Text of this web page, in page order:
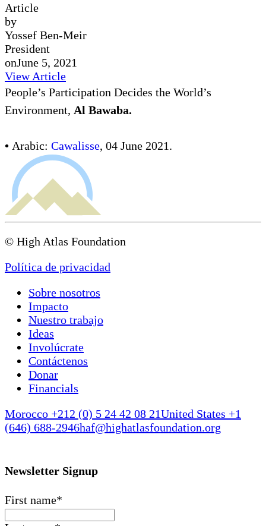
Article
by
Yossef Ben-Meir
President
onJune 5, 2021
View Article
People’s Participation Decides the World’s
Environment, Al Bawaba.
• Arabic: Cawalisse, 04 June 2021.
© High Atlas Foundation
Política de privacidad
Sobre nosotros
Impacto
Nuestro trabajo
Ideas
Involúcrate
Contáctenos
Donar
Financials
Morocco +212 (0) 5 24 42 08 21United States +1
(646) 688-2946haf@highatlasfoundation.org
Newsletter Signup
First name*